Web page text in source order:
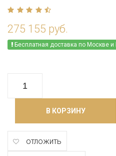
275 155 руб.
Бесплатная доставка по Москве
В КОРЗИНУ
отложить